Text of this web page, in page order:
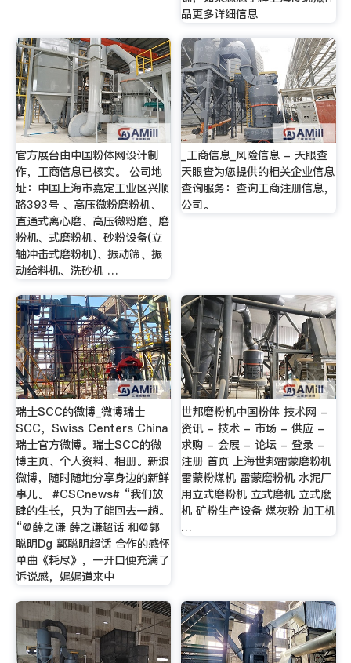
品更多详细信息
官方展台由中国粉体网设计制
作，工商信息已核实。 公司地
址：中国上海市嘉定工业区兴顺
路393号 、高压微粉磨粉机、
直通式离心磨、高压微粉磨、磨
粉机、式磨粉机、砂粉设备(立
轴冲击式磨粉机)、振动筛、振
动给料机、洗砂机 …
_工商信息_风险信息 - 天眼查
天眼查为您提供的相关企业信息
查询服务：查询工商注册信息，
公司。
瑞士SCC的微博_微博瑞士
SCC，Swiss Centers China
瑞士官方微博。瑞士SCC的微
博主页、个人资料、相册。新浪
微博，随时随地分享身边的新鲜
事儿。 #CSCnews# “我们放
肆的生长，只为了能回去一趟。
“@薛之谦 薛之谦超话 和@郭
聪明Dg 郭聪明超话 合作的感怀
单曲《耗尽》，一开口便充满了
诉说感，娓娓道来中
世邦磨粉机中国粉体 技术网 -
资讯 - 技术 - 市场 - 供应 -
求购 - 会展 - 论坛 - 登录 -
注册 首页 上海世邦雷蒙磨粉机
雷蒙粉煤机 雷蒙磨粉机 水泥厂
用立式磨粉机 立式磨机 立式麽
机 矿粉生产设备 煤灰粉 加工机
…